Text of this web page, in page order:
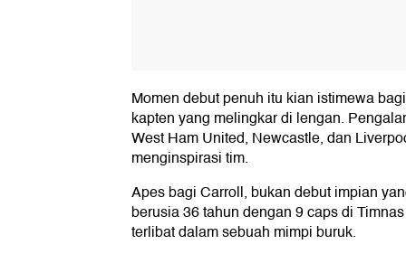
Momen debut penuh itu kian istimewa bagi
kapten yang melingkar di lengan.
West Ham United, Newcastle, dan
menginspirasi tim.
Apes bagi Carroll, bukan debut impian
berusia 36 tahun dengan 9 caps di
terlibat dalam sebuah mimpi buruk.